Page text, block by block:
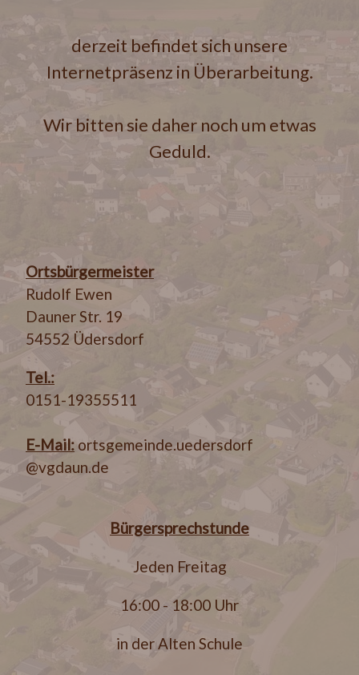
derzeit befindet sich unsere
Internetpräsenz in Überarbeitung.
Wir bitten sie daher noch um etwas
Geduld.
Ortsbürgermeister
Rudolf Ewen
Dauner Str. 19
54552 Üdersdorf
Tel.:
0151-19355511
E-Mail: ortsgemeinde.uedersdorf
@vgdaun.de
Bürgersprechstunde
Jeden Freitag
16:00 - 18:00 Uhr
in der Alten Schule